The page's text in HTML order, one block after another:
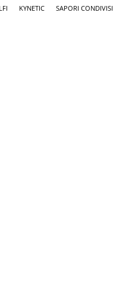
KYNETIC SAPORI CONDIVISI